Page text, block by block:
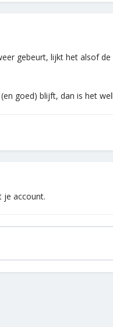
gebeurt, lijkt het alsof
goed) blijft, dan is het
je account.